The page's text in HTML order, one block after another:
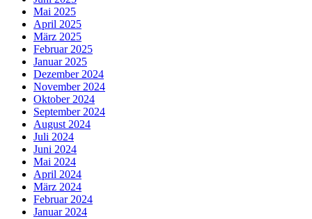
Mai 2025
April 2025
März 2025
Februar 2025
Januar 2025
Dezember 2024
November 2024
Oktober 2024
September 2024
August 2024
Juli 2024
Juni 2024
Mai 2024
April 2024
März 2024
Februar 2024
Januar 2024